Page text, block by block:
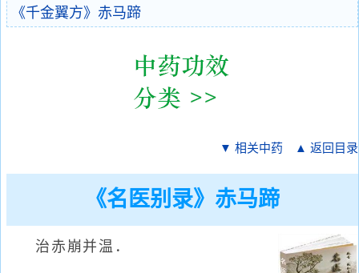
《千金翼方》赤马蹄
▼ 相关中药 ▲ 返回目录
《名医别录》赤马蹄
治赤崩并温．